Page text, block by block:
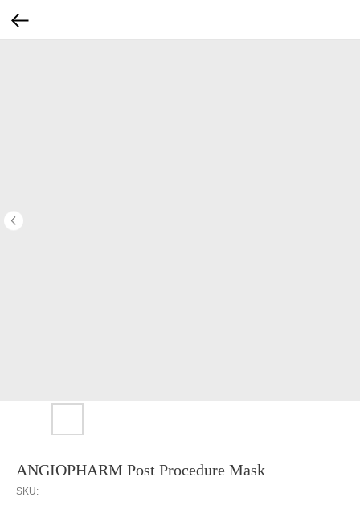
ANGIOPHARM Post Procedure Mask
SKU: